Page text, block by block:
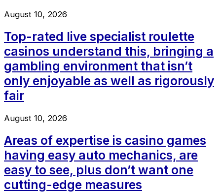
August 10, 2026
Top-rated live specialist roulette
casinos understand this, bringing a
gambling environment that isn’t
only enjoyable as well as rigorously
fair
August 10, 2026
Areas of expertise is casino games
having easy auto mechanics, are
easy to see, plus don’t want one
cutting-edge measures